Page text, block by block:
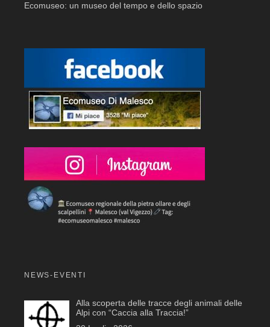
Ecomuseo: un museo del tempo e dello spazio
NEWS-EVENTI
Alla scoperta delle tracce degli animali delle
Alpi con “Caccia alla Traccia!”